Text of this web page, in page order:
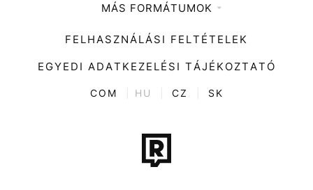
Zene
Divat
Kultúra
ENTR
Tech-Tudomány
Sport
MÁS FORMÁTUMOK
FELHASZNÁLÁSI FELTÉTELEK
EGYEDI ADATKEZELÉSI TÁJÉKOZTATÓ
COM HU CZ SK